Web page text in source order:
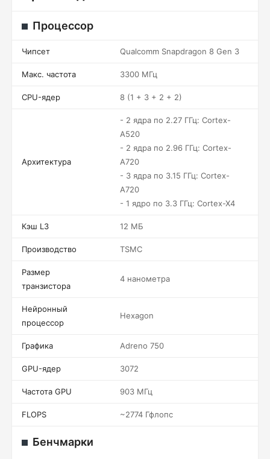
Процессор
Чипсет Qualcomm Snapdragon 8 Gen 3
Макс. частота 3300 МГц
CPU-ядер 8 (1 + 3 + 2 + 2)
Архитектура
- 2 ядра по 2.27 ГГц: Cortex-
A520
- 2 ядра по 2.96 ГГц: Cortex-
A720
- 3 ядра по 3.15 ГГц: Cortex-
A720
- 1 ядро по 3.3 ГГц: Cortex-X4
Кэш L3 12 МБ
Производство TSMC
Размер
транзистора
4 нанометра
Нейронный
процессор
Hexagon
Графика Adreno 750
GPU-ядер 3072
Частота GPU 903 МГц
FLOPS ~2774 Гфлопс
Бенчмарки